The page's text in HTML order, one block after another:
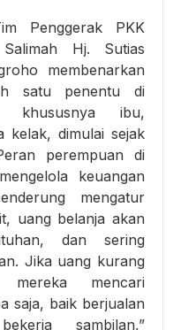
Penggerak PKK
Hj. Sutias
membenarkan
satu penentu di
khususnya ibu,
kelak, dimulai sejak
perempuan di
keuangan
mengatur
uang belanja akan
dan sering
Jika uang kurang
mereka mencari
saja, baik berjualan
sambilan,”